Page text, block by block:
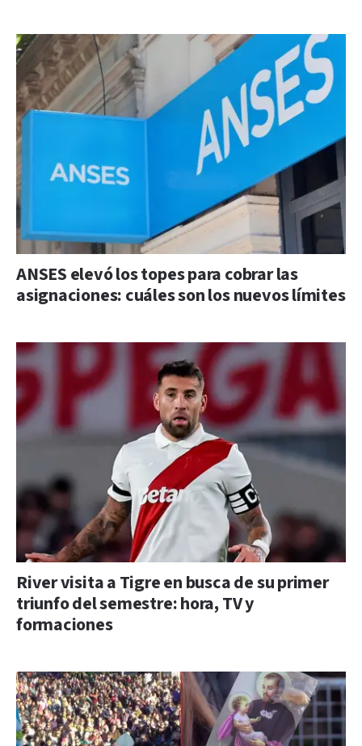
ANSES elevó los topes para cobrar las
asignaciones: cuáles son los nuevos límites
River visita a Tigre en busca de su primer
triunfo del semestre: hora, TV y
formaciones